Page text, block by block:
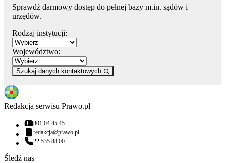
Sprawdź darmowy dostęp do pełnej bazy m.in. sądów i
urzędów.
Rodzaj instytucji:
Województwo:
Szukaj danych kontaktowych
Redakcja serwisu Prawo.pl
Numer telefonu:
801 04 45 45
Adres email:
redakcja@prawo.pl
Numer telefonu:
22 535 88 00
Śledź nas